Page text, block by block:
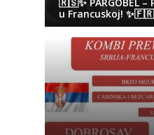
u Francuskoj! ✨🇫🇷